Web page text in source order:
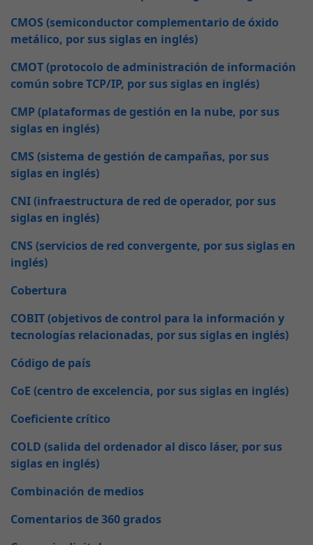
CMOS (semiconductor complementario de óxido
metálico, por sus siglas en inglés)
CMOT (protocolo de administración de información
común sobre TCP/IP, por sus siglas en inglés)
CMP (plataformas de gestión en la nube, por sus
siglas en inglés)
CMS (sistema de gestión de campañas, por sus
siglas en inglés)
CNI (infraestructura de red de operador, por sus
siglas en inglés)
CNS (servicios de red convergente, por sus siglas en
inglés)
Cobertura
COBIT (objetivos de control para la información y
tecnologías relacionadas, por sus siglas en inglés)
Código de país
CoE (centro de excelencia, por sus siglas en inglés)
Coeficiente crítico
COLD (salida del ordenador al disco láser, por sus
siglas en inglés)
Combinación de medios
Comentarios de 360 grados